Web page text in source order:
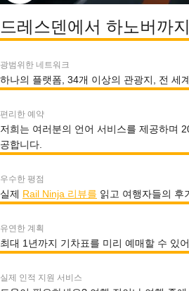
드레스덴에서 하노버까
광범위한 네트워크
하나의 플랫폼, 34개 이상의 관광지, 전 세
편리한 예약
저희는 여러분의 언어 서비스를 제공하며
공합니다.
우수한 평점
실제 Rail Ninja 리뷰를 읽고 여행자들의 후
유연한 계획
최대 1년까지 기차표를 미리 예매할 수 있
실제 인적 지원 서비스